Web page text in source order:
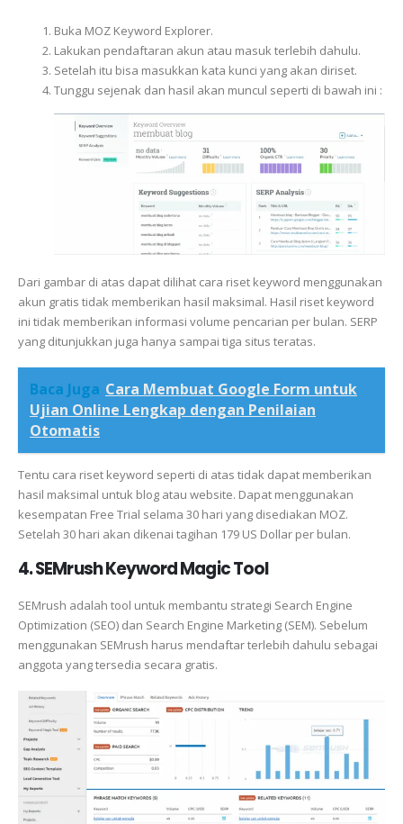
Buka MOZ Keyword Explorer.
Lakukan pendaftaran akun atau masuk terlebih dahulu.
Setelah itu bisa masukkan kata kunci yang akan diriset.
Tunggu sejenak dan hasil akan muncul seperti di bawah ini :
Dari gambar di atas dapat dilihat cara riset keyword menggunakan
akun gratis tidak memberikan hasil maksimal. Hasil riset keyword
ini tidak memberikan informasi volume pencarian per bulan. SERP
yang ditunjukkan juga hanya sampai tiga situs teratas.
Baca Juga Cara Membuat Google Form untuk
Ujian Online Lengkap dengan Penilaian
Otomatis
Tentu cara riset keyword seperti di atas tidak dapat memberikan
hasil maksimal untuk blog atau website. Dapat menggunakan
kesempatan Free Trial selama 30 hari yang disediakan MOZ.
Setelah 30 hari akan dikenai tagihan 179 US Dollar per bulan.
4. SEMrush Keyword Magic Tool
SEMrush adalah tool untuk membantu strategi Search Engine
Optimization (SEO) dan Search Engine Marketing (SEM). Sebelum
menggunakan SEMrush harus mendaftar terlebih dahulu sebagai
anggota yang tersedia secara gratis.